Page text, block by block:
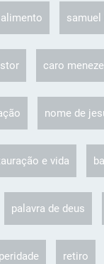
alimento samuel
caro
nome de
e vida
palavra de deus
retiro